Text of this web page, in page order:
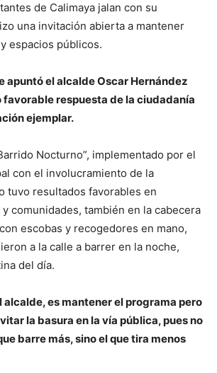
de Calimaya jalan con su
una invitación abierta a mantener
espacios públicos.
apuntó el alcalde Oscar Hernández
favorable respuesta de la ciudadanía
ejemplar.
Nocturno”, implementado por el
con el involucramiento de la
tuvo resultados favorables en
comunidades, también en la cabecera
escobas y recogedores en mano,
a la calle a barrer en la noche,
del día.
alcalde, es mantener el programa pero
la basura en la vía pública, pues no
barre más, sino el que tira menos